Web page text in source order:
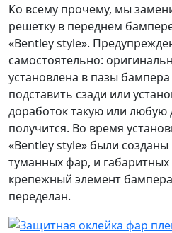
Ко всему прочему, мы
решетку в переднем
«Bentleystyle».
самостоятельно:
установлена в пазы
подставить сзади или
доработок такую или любую
получится. Во время
«Bentleystyle» были
туманных фар, и
крепежный элемент
переделан.